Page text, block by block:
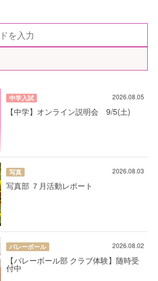
中学入試 2026.08.05
【中学】オンライン説明会 9/5(土)
写真 2026.08.03
写真部 ７月活動レポート
バレーボール 2026.08.02
【バレーボール部 クラブ体験】随時受
付中